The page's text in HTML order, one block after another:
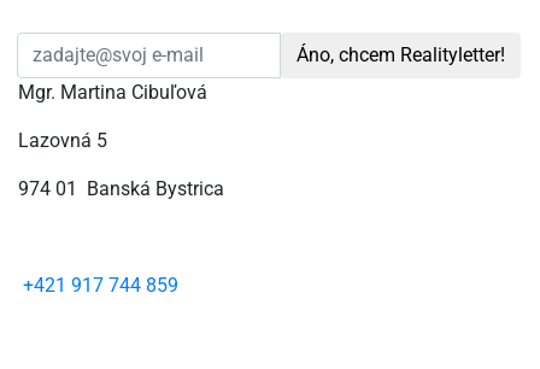
Áno, chcem Realityletter!
Mgr. Martina Cibuľová
Lazovná 5
974 01 Banská Bystrica
+421 917 744 859